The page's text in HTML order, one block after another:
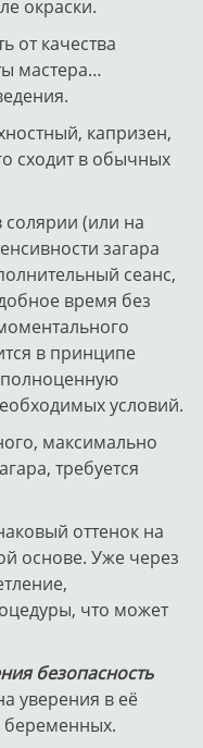
окраски.
от качества
мастера…
капризен,
сходит в обычных
(или на
загара
сеанс,
время без
в принципе
условий.
максимально
требуется
оттенок на
основе. Уже через
что может
безопасность
уверения в её
беременных.